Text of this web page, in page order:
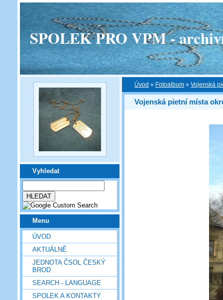
SPOLEK PRO VPM -
Vyhledat
Menu
ÚVOD
AKTUÁLNĚ
JEDNOTA ČSOL ČESKÝ
BROD
SEARCH - LANGUAGE
SPOLEK A KONTAKTY
Úvod » Fotoalbum » Vojenská
Vojenská pietní místa